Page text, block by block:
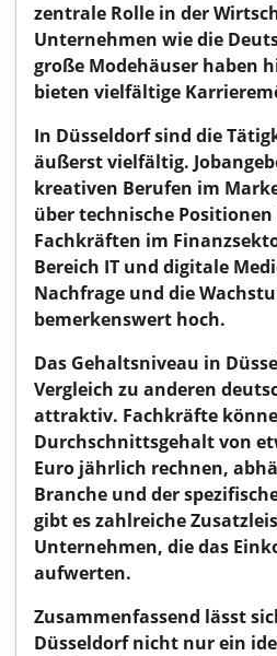
zentrale Rolle in der
Unternehmen wie die
große Modehäuser haben
bieten vielfältige
In Düsseldorf sind die
äußerst vielfältig.
kreativen Berufen im
über technische
Fachkräften im
Bereich IT und digitale
Nachfrage und die
bemerkenswert hoch.
Das Gehaltsniveau in
Vergleich zu anderen
attraktiv. Fachkräfte
Durchschnittsgehalt von
Euro jährlich rechnen,
Branche und der
gibt es zahlreiche
Unternehmen, die das
aufwerten.
Zusammenfassend lässt
Düsseldorf nicht nur ein